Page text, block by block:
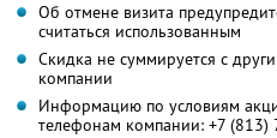
Об отмене визита
считаться использованным
Скидка не суммируется с
компании
Информацию по условиям
телефонам компании: +7 (813)